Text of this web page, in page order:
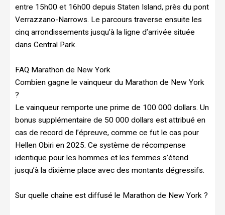
entre 15h00 et 16h00 depuis Staten Island, près du pont
Verrazzano-Narrows. Le parcours traverse ensuite les
cinq arrondissements jusqu’à la ligne d’arrivée située
dans Central Park.
FAQ Marathon de New York
Combien gagne le vainqueur du Marathon de New York
?
Le vainqueur remporte une prime de 100 000 dollars. Un
bonus supplémentaire de 50 000 dollars est attribué en
cas de record de l’épreuve, comme ce fut le cas pour
Hellen Obiri en 2025. Ce système de récompense
identique pour les hommes et les femmes s’étend
jusqu’à la dixième place avec des montants dégressifs.
Sur quelle chaîne est diffusé le Marathon de New York ?